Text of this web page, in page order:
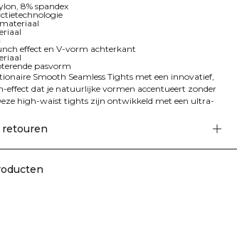
8% spandex
effect en V-vorm achterkant
pasvorm
Smooth Seamless Tights met een innovatief,
effect dat je natuurlijke vormen accentueert zonder
high-waist tights zijn ontwikkeld met een ultra-
strategische V-shape rugontwerp en four-way stretch
om een geraffineerd silhouet te creëren, terwijl
elke work-out gegarandeerd blijft
retouren